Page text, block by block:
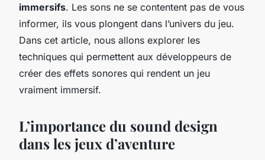
immersifs. Les sons ne se contentent pas de vous
informer, ils vous plongent dans l’univers du jeu.
Dans cet article, nous allons explorer les
techniques qui permettent aux développeurs de
créer des effets sonores qui rendent un jeu
vraiment immersif.
L’importance du sound design
dans les jeux d’aventure